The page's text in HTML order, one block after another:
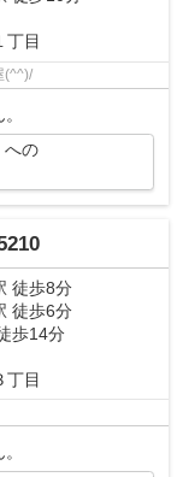
丁目
(^^)/
への
徒歩8分
徒歩6分
歩14分
丁目